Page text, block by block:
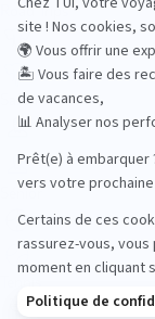
Road Trips
Safari
Sénior